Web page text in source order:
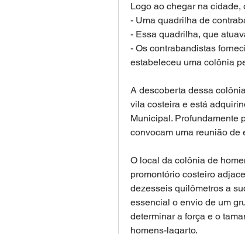
Logo ao chegar na
- Uma quadrilha de
- Essa quadrilha, que
- Os contrabandistas
estabeleceu uma colônia
A descoberta dessa
vila costeira e está
Municipal. Profundamente
convocam uma reunião de
O local da colônia de
promontório costeiro
dezesseis quilômetros a
essencial o envio de um
determinar a força e o
homens-lagarto.